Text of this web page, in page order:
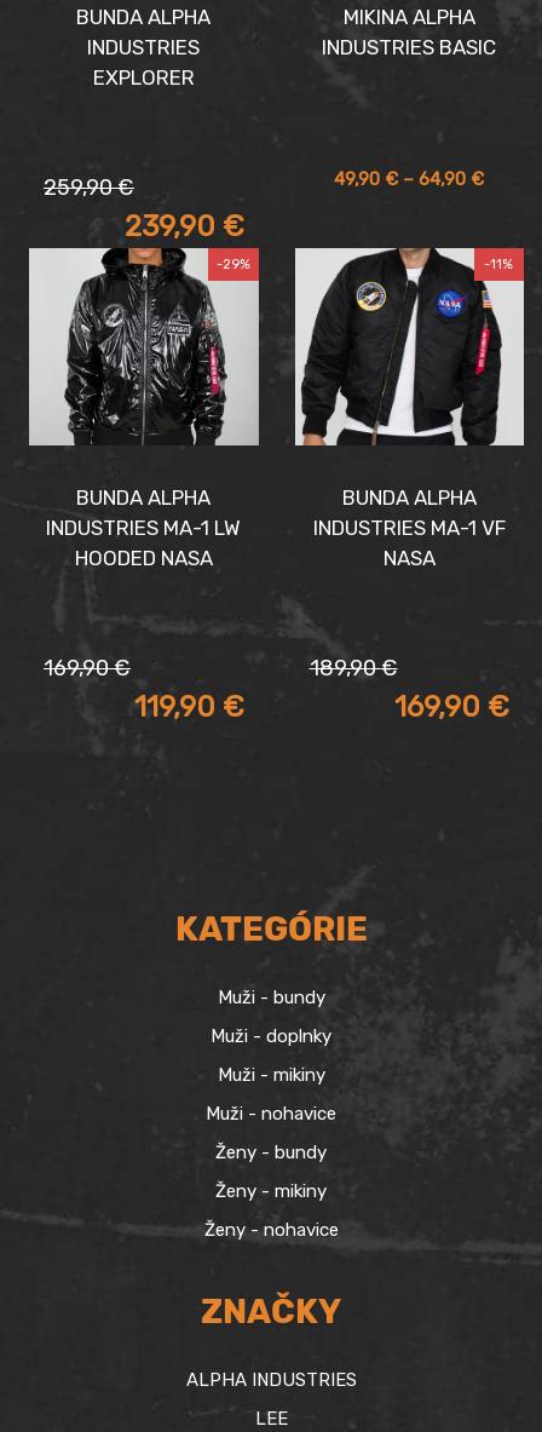
BUNDA ALPHA
INDUSTRIES
EXPLORER
259,90€
bola:
259,90 €.
239,90 €
je:
239,90 €.
MIKINA ALPHA
INDUSTRIES BASIC
49,90 € – 64,90 €Price
64,90
-29%
BUNDA ALPHA
INDUSTRIES MA-1 LW
HOODED NASA
169,90€
bola:
119,90 €
je:
-11%
BUNDA ALPHA
INDUSTRIES MA-1 VF
NASA
189,90€
cena
bola:
169,90 €
cena
je:
KATEGÓRIE
Muži - bundy
Muži - doplnky
Muži - mikiny
Muži - nohavice
Ženy - bundy
Ženy - mikiny
Ženy - nohavice
ZNAČKY
ALPHA INDUSTRIES
LEE